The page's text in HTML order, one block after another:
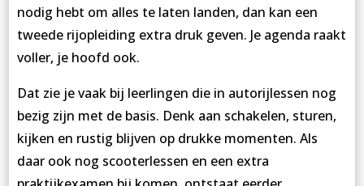
nodig hebt om alles te laten landen, dan kan een
tweede rijopleiding extra druk geven. Je agenda raakt
voller, je hoofd ook.
Dat zie je vaak bij leerlingen die in autorijlessen nog
bezig zijn met de basis. Denk aan schakelen, sturen,
kijken en rustig blijven op drukke momenten. Als
daar ook nog scooterlessen en een extra